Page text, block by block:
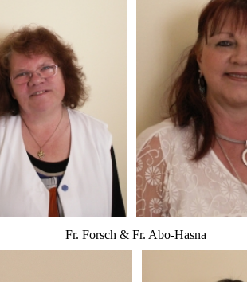
Fr. Forsch & Fr. Abo-Hasna